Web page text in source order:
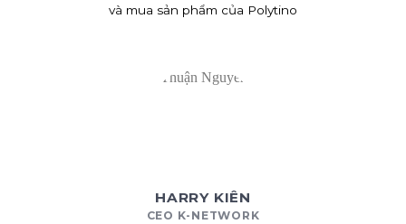
và mua sản phẩm của Polytino
HARRY KIÊN
CEO K-NETWORK